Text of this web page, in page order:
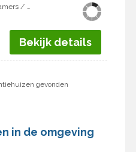
4 personen / 2 kamers / 1 slaapkamer
Bekijk details
gevonden
in de omgeving